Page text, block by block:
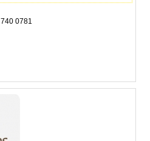
740 0781